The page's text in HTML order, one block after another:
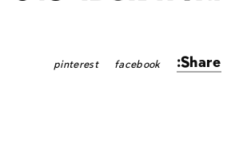
Share:
facebook
pinterest